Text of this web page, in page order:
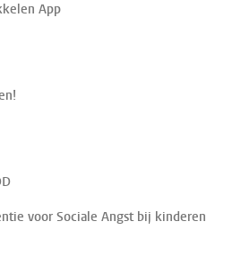
App
voor Sociale Angst bij kinderen